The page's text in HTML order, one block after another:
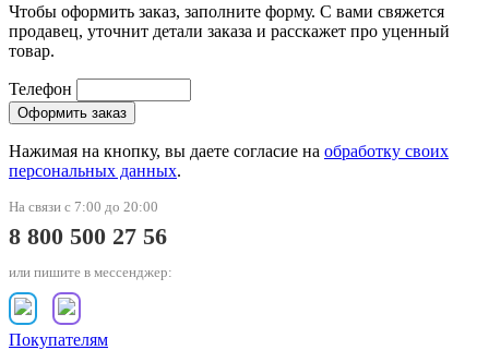
Чтобы оформить заказ, заполните форму. С вами свяжется
продавец, уточнит детали заказа и расскажет про уценный
товар.
Телефон
Нажимая на кнопку, вы даете согласие на обработку своих
персональных данных.
На связи с 7:00 до 20:00
8 800 500 27 56
или пишите в мессенджер:
Покупателям